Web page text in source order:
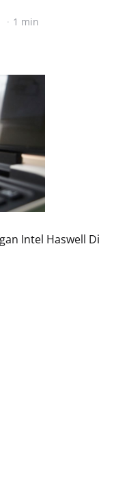
1 min
Intel Haswell Di